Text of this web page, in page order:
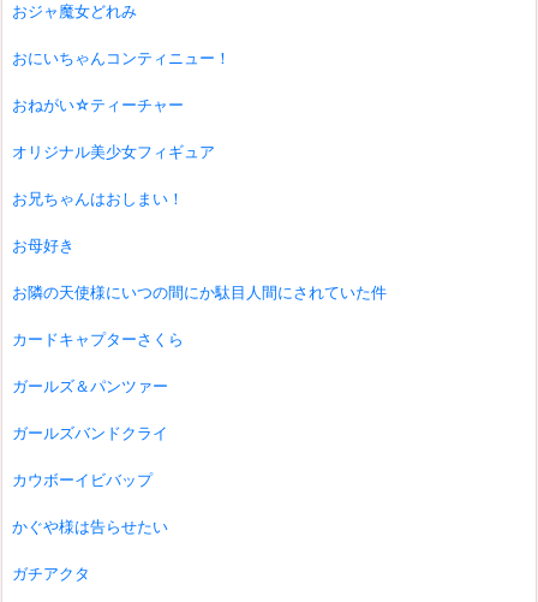
おジャ魔女どれみ
おにいちゃんコンティニュー！
おねがい☆ティーチャー
オリジナル美少女フィギュア
お兄ちゃんはおしまい！
お母好き
お隣の天使様にいつの間にか駄目人間にされていた件
カードキャプターさくら
ガールズ＆パンツァー
ガールズバンドクライ
カウボーイビバップ
かぐや様は告らせたい
ガチアクタ